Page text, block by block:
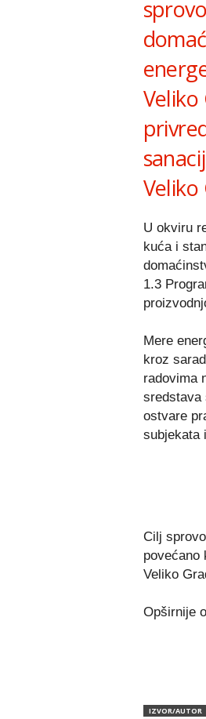
Veliko
Veliko
U okviru
kuća i
1.3
Mere
kroz
radovima
sredstava
ostvare
subjekata
Cilj
povećano
Veliko
Opširnije
IZVOR/AUTOR